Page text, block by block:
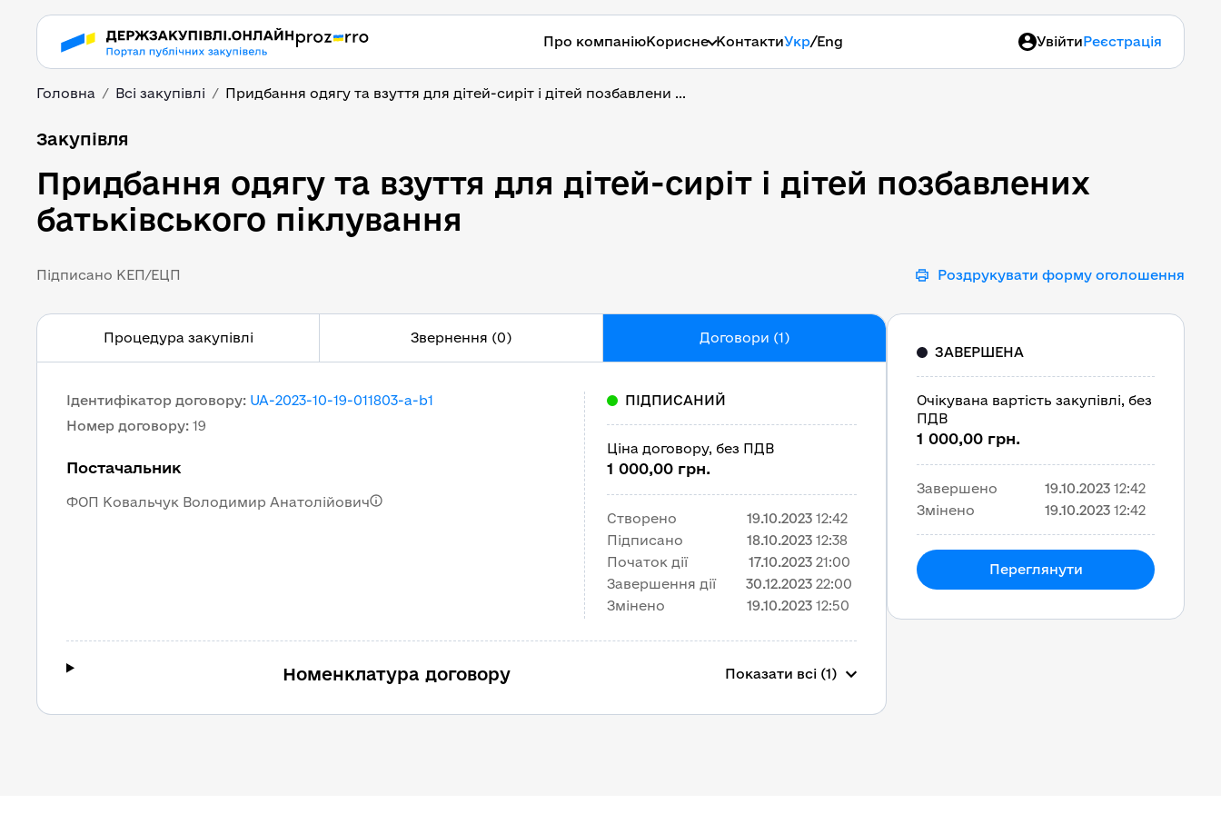
Про компаніюКорисне КонтактиУкр/Eng УвійтиРеєстрація
Головна Всі закупівлі Придбання одягу та взуття для дітей-сиріт і дітей позбавлени ...
Придбання одягу та взуття для дітей-сиріт і дітей позбавлених
Закупівля
Придбання одягу та взуття для дітей-сиріт і дітей позбавлених
Підписано КЕП/ЕЦП Роздрукувати форму оголошення
Процедура закупівлі Звернення (0) Договори (1)
Ідентифікатор договору: UA-2023-10-19-011803-a-b1
Номер договору: 19
Постачальник
ФОП Ковальчук Володимир Анатолійович
ПІДПИСАНИЙ
Ціна договору, без ПДВ
1 000,00 грн.
Створено 19.10.2023 12:42
Підписано
18.10.2023 12:38
Початок дії
17.10.2023 21:00
Завершення дії
30.12.2023 22:00
Змінено
19.10.2023 12:50
Номенклатура договору Показати всі (1)
ЗАВЕРШЕНА
Очікувана вартість закупівлі, без
ПДВ
1 000,00 грн.
Завершено 19.10.2023 12:42
Змінено
19.10.2023 12:42
Переглянути